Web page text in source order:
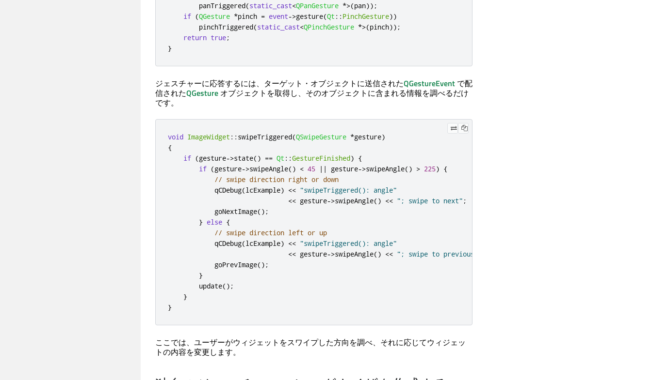
        panTriggered
(static_cast<QPanGesture *>(pan));
if (QGesture *pinch = event->gesture(Qt :: PinchGesture))
        pinchTriggered
(static_cast<QPinchGesture *>(pinch));
return true;
}
ジェスチャーに応答するには、ターゲット・オブジェクトに送信されたQGestureEvent で配
信されたQGesture オブジェクトを取得し、そのオブジェクトに含まれる情報を調べるだけ
です。
void ImageWidget :: swipeTriggered(QSwipeGesture *gesture)
{
if (gesture->state() == Qt ::GestureFinished) {
if (gesture->swipeAngle() < 45 | | gesture->swipeAngle() > 225) {
// swipe direction right or down
            qCDebug
(lcExample) << "swipeTriggered(): angle"
<< gesture->swipeAngle() << "; swipe to next" ;
            goNextImage
();
} else {
// swipe direction left or up
            qCDebug
(lcExample) << "swipeTriggered(): angle"
<< gesture->swipeAngle() << "; swipe to previous"
            goPrevImage
();
}
        update
();
}
}
ここでは、ユーザーがウィジェットをスワイプした方向を調べ、それに応じてウィジェッ
トの内容を変更します。